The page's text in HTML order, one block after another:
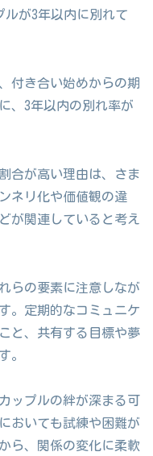
ルが3年以内に別れて
付き合い始めからの期
、3年以内の別れ率が
合が高い理由は、さま
ネリ化や価値観の違
が関連していると考え
らの要素に注意しなが
。定期的なコミュニケ
と、共有する目標や夢
。
ップルの絆が深まる可
おいても試練や困難が
ら、関係の変化に柔軟